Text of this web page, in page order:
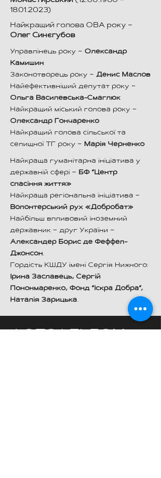
18.01.2023)
Найкращий голова ОВА року –
Олег Синєгубов
Управлінець року – Олександр
Камишин
Законотворець року – Денис Маслов
Найефективніший депутат року –
Ольга Василевська-Смаглюк
Найкращий міський голова року –
Олександр Гончаренко
Найкращий голова сільської та
селищної ТГ року – Марія Черненко
Найкраща гуманітарна ініціатива у
державній сфері – БФ “Центр
спасіння життя»
Найкраща регіональна ініціатива –
Волонтерський рух «Добробат»
Найбільш впливовий іноземний
державник – друг України –
Александер Борис де Феффел-
Джонсон.
Гордість КШДУ імені Сергія Нижного:
Ірина Заславець, Сергій
Пононмаренко, Фонд “Іскра Добра”,
Наталія Зарицька.